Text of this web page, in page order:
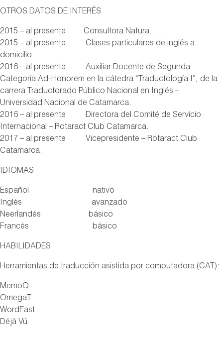
OTROS DATOS DE INTERÉS
2015 – al presente Consultora Natura.
2015 – al presente Clases particulares de inglés a
domicilio.
2016 – al presente Auxiliar Docente de Segunda
Categoría Ad-Honorem en la cátedra “Traductología I”, de la
carrera Traductorado Público Nacional en Inglés –
Universidad Nacional de Catamarca.
2016 – al presente Directora del Comité de Servicio
Internacional – Rotaract Club Catamarca.
2017 – al presente Vicepresidente – Rotaract Club
Catamarca.
IDIOMAS
Español nativo
Inglés avanzado
Neerlandés básico
Francés básico
HABILIDADES
Herramientas de traducción asistida por computadora (CAT):
MemoQ
OmegaT
WordFast
Déjà Vú